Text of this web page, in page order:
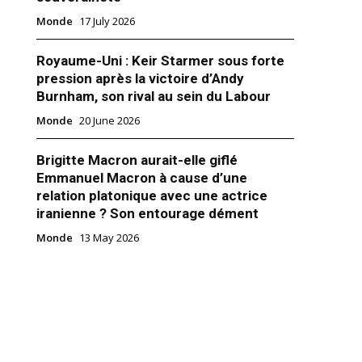
: L’Iran averti les États-
un message officiel à
via les canaux diplomatiques
sa responsabilité de
14 septembre contre les
également
contre l’Iran au risque de
2019
Monde 17 July 2026
Royaume-Uni : Keir Starmer sous forte
pression après la victoire d’Andy
Burnham, son rival au sein du Labour
Monde 20 June 2026
Brigitte Macron aurait-elle giflé
Emmanuel Macron à cause d’une
relation platonique avec une actrice
iranienne ? Son entourage dément
Monde 13 May 2026